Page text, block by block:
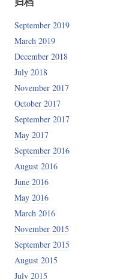
September 2019
March 2019
December 2018
July 2018
November 2017
October 2017
September 2017
May 2017
September 2016
August 2016
June 2016
May 2016
March 2016
November 2015
September 2015
August 2015
July 2015